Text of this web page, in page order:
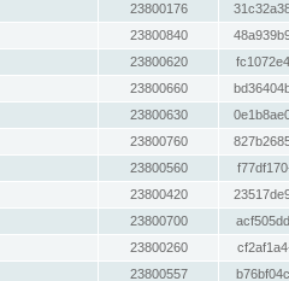
23800176
23800840
23800620
23800660
23800630
23800760
23800560
23800420
23800700
23800260
23800557